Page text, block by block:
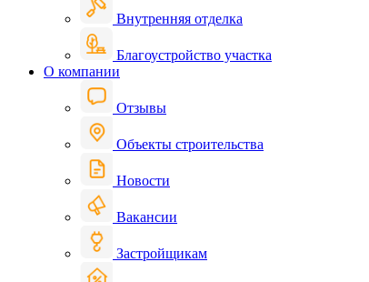
Внутренняя отделка
Благоустройство участка
О компании
Отзывы
Объекты строительства
Новости
Вакансии
Застройщикам